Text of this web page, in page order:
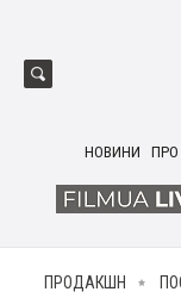
НОВИНИ ПРО
ПРОДАКШН